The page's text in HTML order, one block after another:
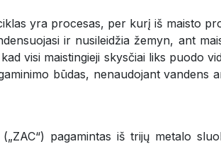
yra procesas, per kurį iš maisto
ir nusileidžia žemyn, ant
visi maistingieji skysčiai liks puodo
būdas, nenaudojant vandens
pagamintas iš trijų metalo